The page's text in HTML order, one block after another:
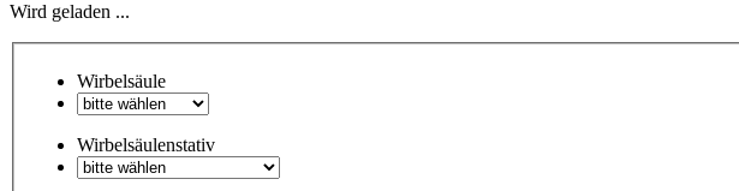
Wird geladen ...
Wirbelsäule
Wirbelsäulenstativ